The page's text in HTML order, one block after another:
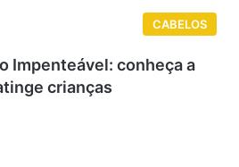
CABELOS
Impenteável: conheça a
crianças